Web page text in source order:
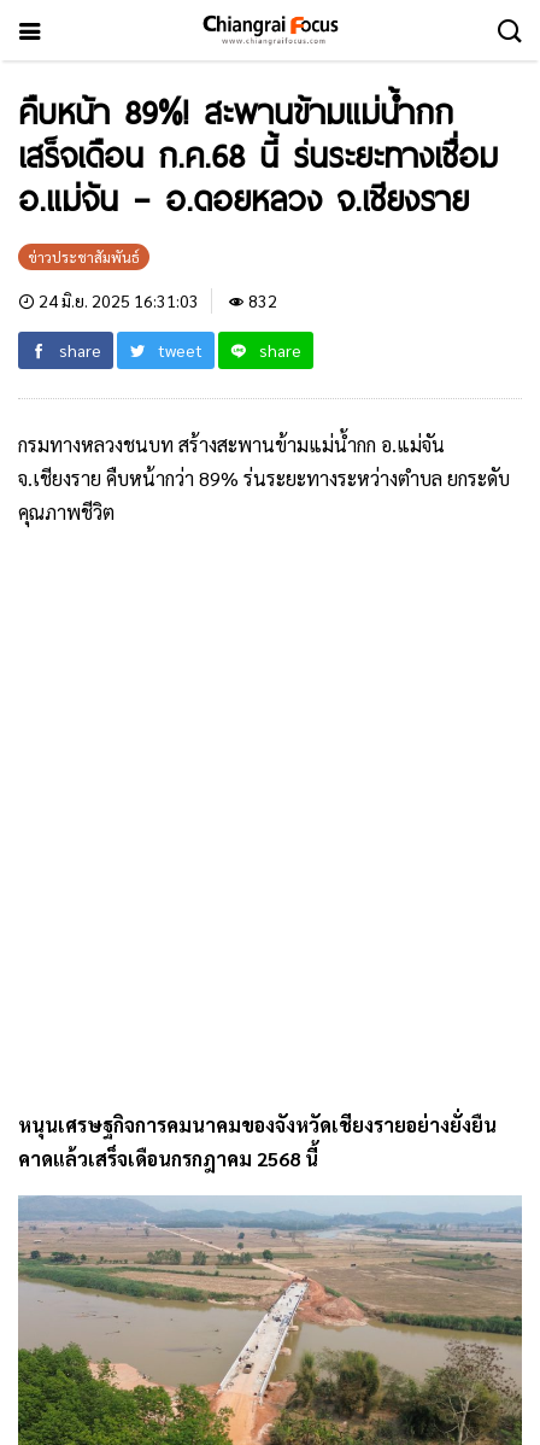
คืบหน้า 89%! สะพานข้ามแม่น้ำกก
เสร็จเดือน ก.ค.68 นี้ ร่นระยะทางเชื่อม
อ.แม่จัน – อ.ดอยหลวง จ.เชียงราย
ข่าวประชาสัมพันธ์
24 มิ.ย. 2025 16:31:03 832
share tweet share
กรมทางหลวงชนบท สร้างสะพานข้ามแม่น้ำกก อ.แม่จัน
จ.เชียงราย คืบหน้ากว่า 89% ร่นระยะทางระหว่างตำบล ยกระดับ
คุณภาพชีวิต
หนุนเศรษฐกิจการคมนาคมของจังหวัดเชียงรายอย่างยั่งยืน
คาดแล้วเสร็จเดือนกรกฎาคม 2568 นี้